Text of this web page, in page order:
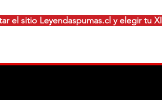
el sitio Leyendaspumas.cl y elegir tu XI